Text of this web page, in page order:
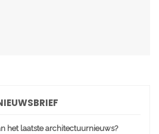
het laatste architectuurnieuws?